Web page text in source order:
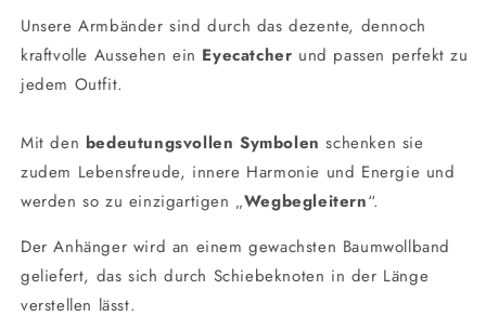
Unsere Armbänder sind durch das dezente, dennoch
kraftvolle Aussehen ein Eyecatcher und passen perfekt zu
jedem Outfit.
Mit den bedeutungsvollen Symbolen schenken sie
zudem Lebensfreude, innere Harmonie und Energie und
werden so zu einzigartigen „Wegbegleitern“.
Der Anhänger wird an einem gewachsten Baumwollband
geliefert, das sich durch Schiebeknoten in der Länge
verstellen lässt.